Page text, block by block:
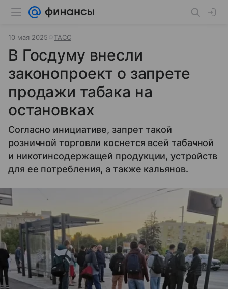
10 мая 2025 ТАСС
В Госдуму внесли
законопроект о запрете
продажи табака на
остановках
Согласно инициативе, запрет такой
розничной торговли коснется всей табачной
и никотинсодержащей продукции, устройств
для ее потребления, а также кальянов.